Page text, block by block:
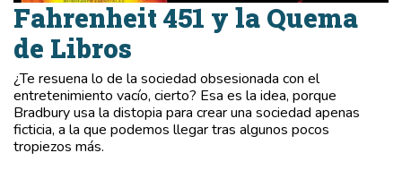
Fahrenheit 451 y la Quema
de Libros
¿Te resuena lo de la sociedad obsesionada con el
entretenimiento vacío, cierto? Esa es la idea, porque
Bradbury usa la distopia para crear una sociedad apenas
ficticia, a la que podemos llegar tras algunos pocos
tropiezos más.